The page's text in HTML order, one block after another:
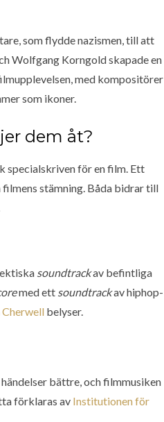
som flydde nazismen, till att
Wolfgang Korngold skapade en
med kompositörer
som ikoner.
dem åt?
specialskriven för en film. Ett
stämning. Båda bidrar till
soundtrackav befintliga
med ett soundtrackav hiphop-
Cherwell belyser.
bättre, och filmmusiken
förklaras av Institutionen för